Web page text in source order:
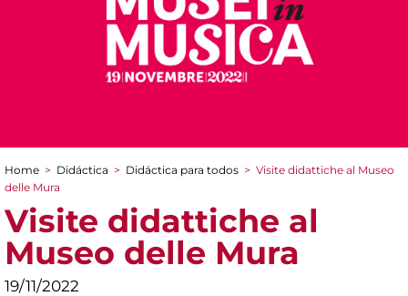
You are here
Home > Didáctica > Didáctica para todos > Visite didattiche al Museo
delle Mura
Visite didattiche al
Museo delle Mura
19/11/2022